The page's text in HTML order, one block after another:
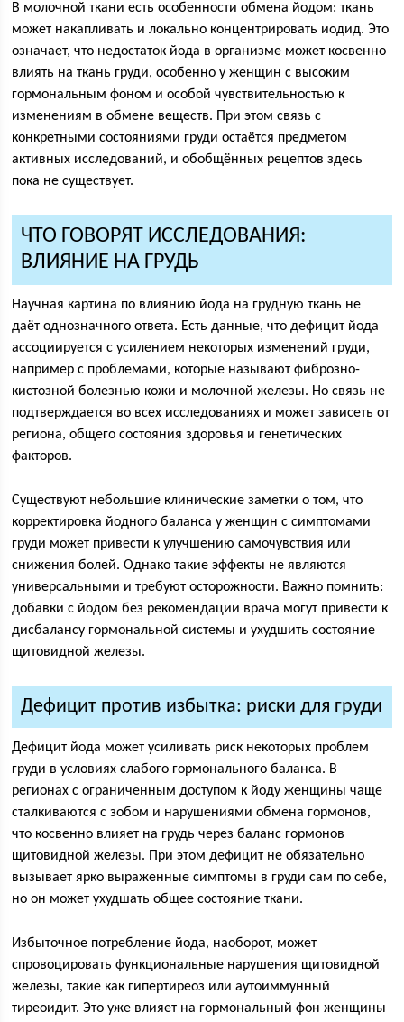
В молочной ткани есть особенности обмена йодом: ткань
может накапливать и локально концентрировать иодид. Это
означает, что недостаток йода в организме может косвенно
влиять на ткань груди, особенно у женщин с высоким
гормональным фоном и особой чувствительностью к
изменениям в обмене веществ. При этом связь с
конкретными состояниями груди остаётся предметом
активных исследований, и обобщённых рецептов здесь
пока не существует.
ЧТО ГОВОРЯТ ИССЛЕДОВАНИЯ:
ВЛИЯНИЕ НА ГРУДЬ
Научная картина по влиянию йода на грудную ткань не
даёт однозначного ответа. Есть данные, что дефицит йода
ассоциируется с усилением некоторых изменений груди,
например с проблемами, которые называют фиброзно-
кистозной болезнью кожи и молочной железы. Но связь не
подтверждается во всех исследованиях и может зависеть от
региона, общего состояния здоровья и генетических
факторов.
Существуют небольшие клинические заметки о том, что
корректировка йодного баланса у женщин с симптомами
груди может привести к улучшению самочувствия или
снижения болей. Однако такие эффекты не являются
универсальными и требуют осторожности. Важно помнить:
добавки с йодом без рекомендации врача могут привести к
дисбалансу гормональной системы и ухудшить состояние
щитовидной железы.
Дефицит против избытка: риски для груди
Дефицит йода может усиливать риск некоторых проблем
груди в условиях слабого гормонального баланса. В
регионах с ограниченным доступом к йоду женщины чаще
сталкиваются с зобом и нарушениями обмена гормонов,
что косвенно влияет на грудь через баланс гормонов
щитовидной железы. При этом дефицит не обязательно
вызывает ярко выраженные симптомы в груди сам по себе,
но он может ухудшать общее состояние ткани.
Избыточное потребление йода, наоборот, может
спровоцировать функциональные нарушения щитовидной
железы, такие как гипертиреоз или аутоиммунный
тиреоидит. Это уже влияет на гормональный фон женщины